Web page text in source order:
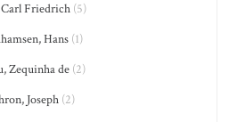
Friedrich(5)
Hans(1)
Zequinha de (2)
Joseph(2)